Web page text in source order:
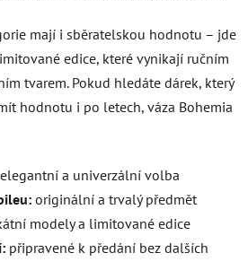
mají i sběratelskou hodnotu – jde
edice, které vynikají ručním
tvarem. Pokud hledáte dárek, který
hodnotu i po letech, váza Bohemia
elegantní a univerzální volba
originální a trvalý předmět
modely a limitované edice
připravené k předání bez dalších